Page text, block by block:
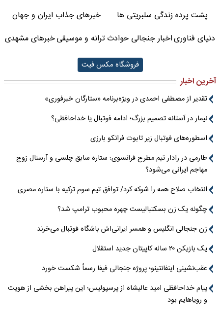
پشت پرده زندگی سلبریتی ها
خبرهای جذاب ایران و جهان
دنیای فناوریاخبار جنجالی حوادثترانه و موسیقیخبرهای مشهدی
فروشگاه مکس فیت
آخرین اخبار
تقدیر از مصطفی احمدی در ویژه‌برنامه «ستارگان خبرفوری»
نیمار در آستانه تصمیم بزرگ؛ ادامه فوتبال یا خداحافظی؟
اسطوره‌های فوتبال زیر تابوت فرانکو بارزی
طارمی در رادار تیم مطرح فرانسوی؛ ستاره سابق چلسی و آرسنال زوج
مهاجم ایرانی می‌شود؟
انتخاب صلاح همه را شوکه کرد/ توافق تیم سوم ترکیه با ستاره مصری
چگونه یک زن بسکتبالیست چهره محبوب ترامپ شد؟
زن جنجالی انگلیس و همسر ایرانی‌اش باشگاه فوتبال می‌خرند
یک بازیکن ۲۰ ساله کاپیتان جدید استقلال
عقب‌نشینی اینفانتینو؛ پروژه جنجالی فیفا رسماً شکست خورد
پیام خداحافظی امید عالیشاه از پرسپولیس؛ این پیراهن بخشی از هویت
و رویاهایم بود